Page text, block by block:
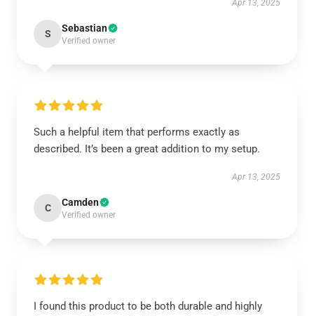
Apr 13, 2025
S Sebastian
Verified owner
Such a helpful item that performs exactly as
described. It’s been a great addition to my setup.
Apr 13, 2025
C Camden
Verified owner
I found this product to be both durable and highly